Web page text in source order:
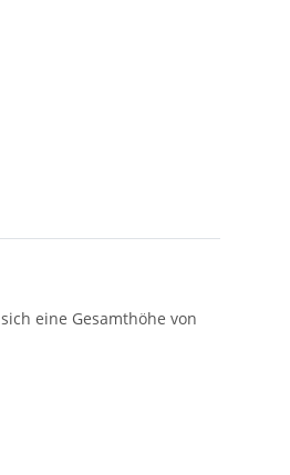
eine Gesamthöhe von